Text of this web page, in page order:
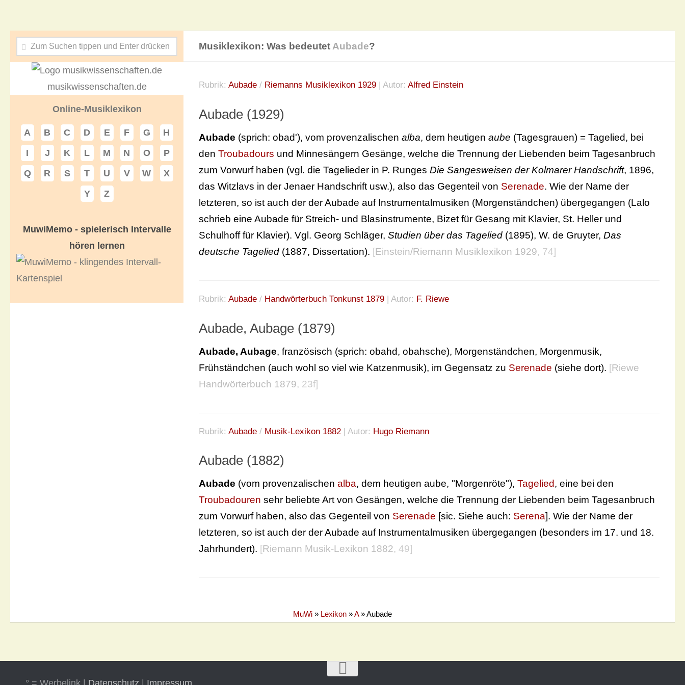
Musiklexikon: Was bedeutet Aubade?
Rubrik: Aubade / Riemanns Musiklexikon 1929 | Autor: Alfred Einstein
Aubade (1929)
Aubade (sprich: obad'), vom provenzalischen alba, dem heutigen aube (Tagesgrauen) = Tagelied, bei
den Troubadours und Minnesängern Gesänge, welche die Trennung der Liebenden beim Tagesanbruch
zum Vorwurf haben (vgl. die Tagelieder in P. Runges Die Sangesweisen der Kolmarer Handschrift, 1896,
das Witzlavs in der Jenaer Handschrift usw.), also das Gegenteil von Serenade. Wie der Name der
letzteren, so ist auch der der Aubade auf Instrumentalmusiken (Morgenständchen) übergegangen (Lalo
schrieb eine Aubade für Streich- und Blasinstrumente, Bizet für Gesang mit Klavier, St. Heller und
Schulhoff für Klavier). Vgl. Georg Schläger, Studien über das Tagelied (1895), W. de Gruyter, Das
deutsche Tagelied (1887, Dissertation). [Einstein/Riemann Musiklexikon 1929, 74]
Rubrik: Aubade / Handwörterbuch Tonkunst 1879 | Autor: F. Riewe
Aubade, Aubage (1879)
Aubade, Aubage, französisch (sprich: obahd, obahsche), Morgenständchen, Morgenmusik,
Frühständchen (auch wohl so viel wie Katzenmusik), im Gegensatz zu Serenade (siehe dort). [Riewe
Handwörterbuch 1879, 23f]
Rubrik: Aubade / Musik-Lexikon 1882 | Autor: Hugo Riemann
Aubade (1882)
Aubade (vom provenzalischen alba, dem heutigen aube, "Morgenröte"), Tagelied, eine bei den
Troubadouren sehr beliebte Art von Gesängen, welche die Trennung der Liebenden beim Tagesanbruch
zum Vorwurf haben, also das Gegenteil von Serenade [sic. Siehe auch: Serena]. Wie der Name der
letzteren, so ist auch der der Aubade auf Instrumentalmusiken übergegangen (besonders im 17. und 18.
Jahrhundert). [Riemann Musik-Lexikon 1882, 49]
musikwissenschaften.de
Online-Musiklexikon
A B C D E F G
H
I
J K L M N O
P
Q
R S T U V W
X
Y
Z
MuwiMemo - spielerisch Intervalle
hören lernen
MuWi » Lexikon »A»Aubade
° = Werbelink | Datenschutz | Impressum